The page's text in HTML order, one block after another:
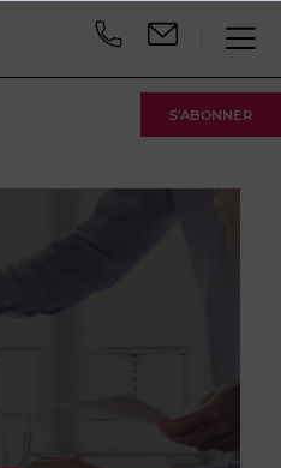
S'ABONNER